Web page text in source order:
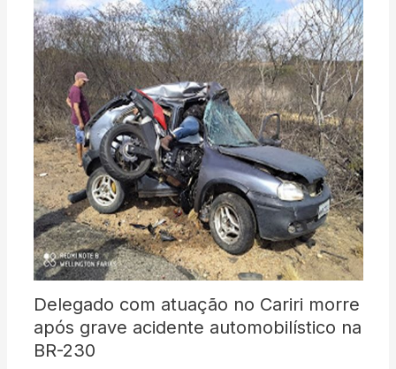
Delegado com atuação no Cariri morre
após grave acidente automobilístico na
BR-230